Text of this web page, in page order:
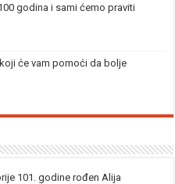
godina i sami ćemo praviti
će vam pomoći da bolje
101. godine rođen Alija